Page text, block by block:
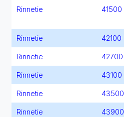
Rinnetie 41500
Rinnetie 42100
Rinnetie 42700
Rinnetie 43100
Rinnetie 43500
Rinnetie 43900